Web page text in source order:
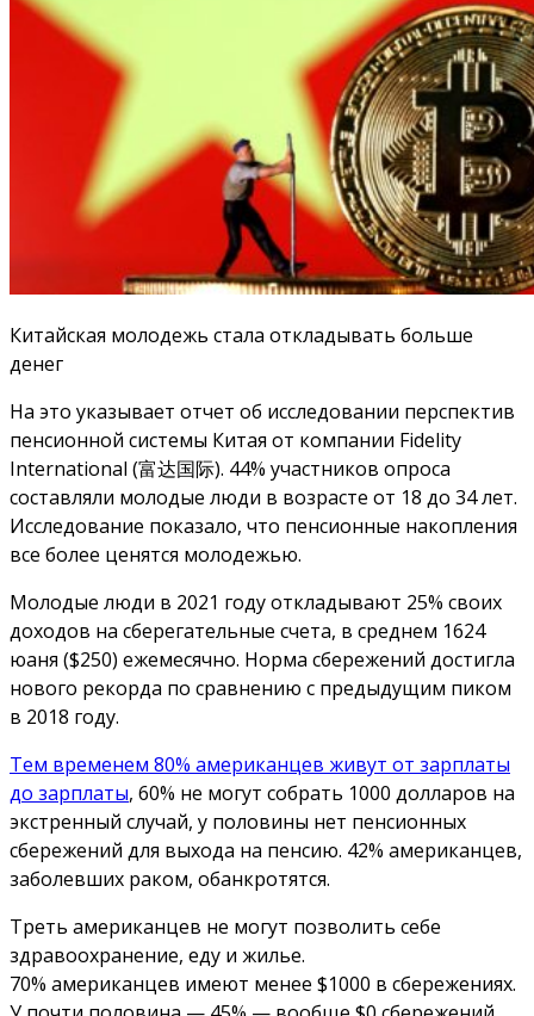
Китайская молодежь стала откладывать больше
денег
На это указывает отчет об исследовании перспектив
пенсионной системы Китая от компании Fidelity
International (富达国际). 44% участников опроса
составляли молодые люди в возрасте от 18 до 34 лет.
Исследование показало, что пенсионные накопления
все более ценятся молодежью.
Молодые люди в 2021 году откладывают 25% своих
доходов на сберегательные счета, в среднем 1624
юаня ($250) ежемесячно. Норма сбережений достигла
нового рекорда по сравнению с предыдущим пиком
в 2018 году.
Тем временем 80% американцев живут от зарплаты
до зарплаты, 60% не могут собрать 1000 долларов на
экстренный случай, у половины нет пенсионных
сбережений для выхода на пенсию. 42% американцев,
заболевших раком, обанкротятся.
Треть американцев не могут позволить себе
здравоохранение, еду и жилье.
70% американцев имеют менее $1000 в сбережениях.